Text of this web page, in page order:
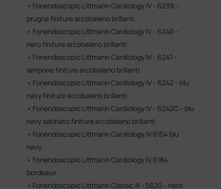
• Fonendoscopio Littmann Cardiology IV - 6239 -
prugna finiture arcobaleno brillanti
• Fonendoscopio Littmann Cardiology IV - 6240 -
nero finiture arcobaleno brillanti
• Fonendoscopio Littmann Cardiology IV - 6241 -
lampone finiture arcobaleno brillanti
• Fonendoscopio Littmann Cardiology IV - 6242 - blu
navy finiture arcobaleno brillanti
• Fonendoscopio Littmann Cardiology IV - 6242C - blu
navy satinato finiture arcobaleno brillanti
• Fonendoscopio Littmann Cardiology IV 6154 blu
navy
• Fonendoscopio Littmann Cardiology IV 6184 -
bordeaux
• Fonendoscopio Littmann Classic III - 5620 - nero